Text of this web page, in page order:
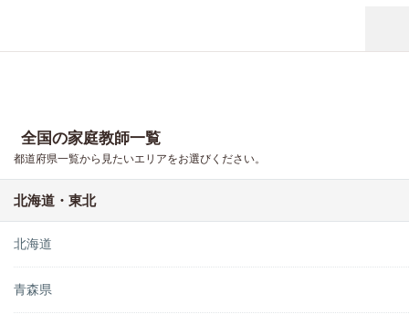
全国の家庭教師一覧
都道府県一覧から見たいエリアをお選びください。
北海道・東北
北海道
青森県